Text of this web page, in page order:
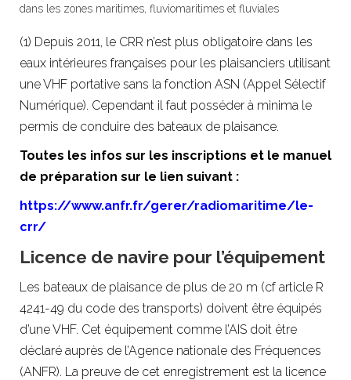
dans les zones maritimes, fluviomaritimes et fluviales
(1) Depuis 2011, le CRR n’est plus obligatoire dans les
eaux intérieures françaises pour les plaisanciers utilisant
une VHF portative sans la fonction ASN (Appel Sélectif
Numérique). Cependant il faut posséder à minima le
permis de conduire des bateaux de plaisance.
Toutes les infos sur les inscriptions et le manuel
de préparation sur le lien suivant :
https://www.anfr.fr/gerer/radiomaritime/le-
crr/
Licence de navire pour l’équipement
Les bateaux de plaisance de plus de 20 m (cf article R
4241-49 du code des transports) doivent être équipés
d’une VHF. Cet équipement comme l’AIS doit être
déclaré auprès de l’Agence nationale des Fréquences
(ANFR). La preuve de cet enregistrement est la licence